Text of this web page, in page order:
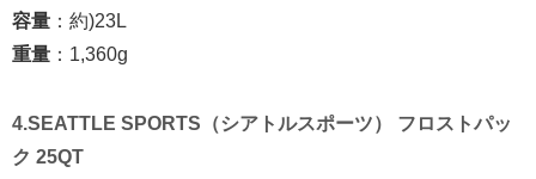
容量 ：約)23L
重量 ：1,360g
4.SEATTLE SPORTS（シアトルスポーツ） フロストパッ
ク 25QT